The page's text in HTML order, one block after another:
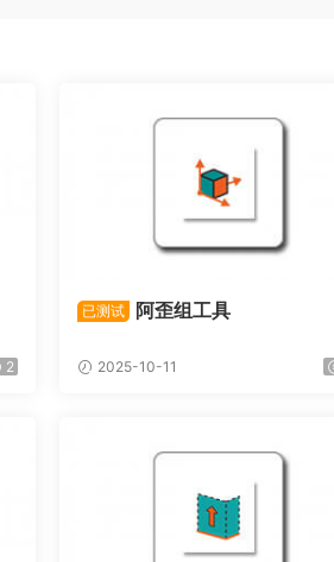
2
已测试 阿歪组工具
2025-10-11